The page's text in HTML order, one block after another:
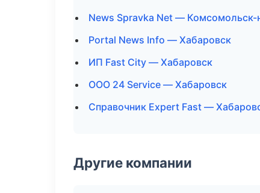
News Spravka Net —
Portal News Info — Хабаровск
ИП Fast City — Хабаровск
ООО 24 Service — Хабаровск
Справочник Expert Fast —
Другие компании